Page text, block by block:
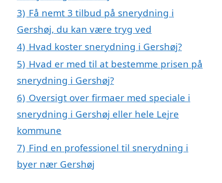
3) Få nemt 3 tilbud på snerydning i
Gershøj, du kan være tryg ved
4) Hvad koster snerydning i Gershøj?
5) Hvad er med til at bestemme prisen på
snerydning i Gershøj?
6) Oversigt over firmaer med speciale i
snerydning i Gershøj eller hele Lejre
kommune
7) Find en professionel til snerydning i
byer nær Gershøj